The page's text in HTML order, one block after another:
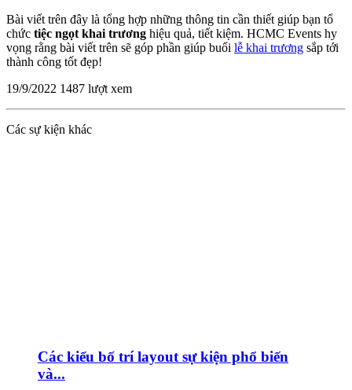
Bài viết trên đây là tổng hợp những thông tin cần thiết giúp bạn tổ
chức tiệc ngọt khai trương hiệu quả, tiết kiệm. HCMC Events hy
vọng rằng bài viết trên sẽ góp phần giúp buổi lễ khai trương sắp tới
thành công tốt đẹp!
19/9/2022 1487 lượt xem
Các sự kiện khác
Các kiểu bố trí layout sự kiện phổ biến
và...